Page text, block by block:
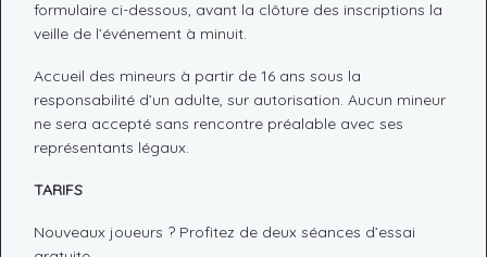
formulaire ci-dessous, avant la clôture des inscriptions la
veille de l’événement à minuit.
Accueil des mineurs à partir de 16 ans sous la
responsabilité d’un adulte, sur autorisation. Aucun mineur
ne sera accepté sans rencontre préalable avec ses
représentants légaux.
TARIFS
Nouveaux joueurs ? Profitez de deux séances d’essai